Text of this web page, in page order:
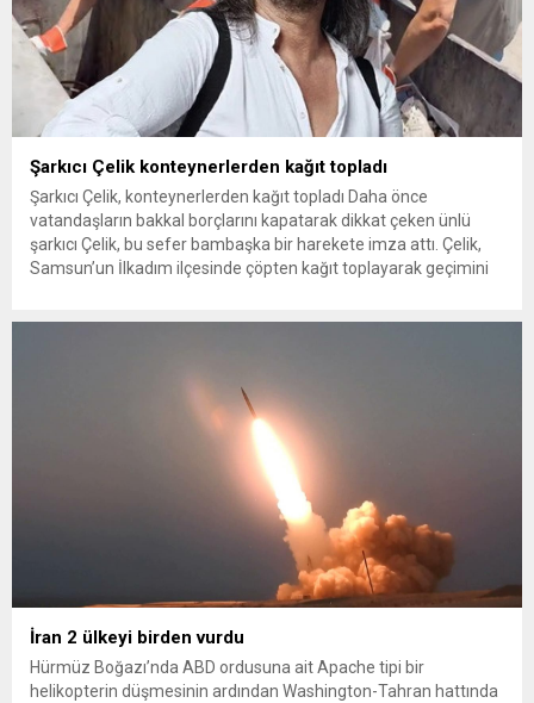
Şarkıcı Çelik konteynerlerden kağıt topladı
Şarkıcı Çelik, konteynerlerden kağıt topladı Daha önce
vatandaşların bakkal borçlarını kapatarak dikkat çeken ünlü
şarkıcı Çelik, bu sefer bambaşka bir harekete imza attı. Çelik,
Samsun’un İlkadım ilçesinde çöpten kağıt toplayarak geçimini
İran 2 ülkeyi birden vurdu
Hürmüz Boğazı’nda ABD ordusuna ait Apache tipi bir
helikopterin düşmesinin ardından Washington-Tahran hattında